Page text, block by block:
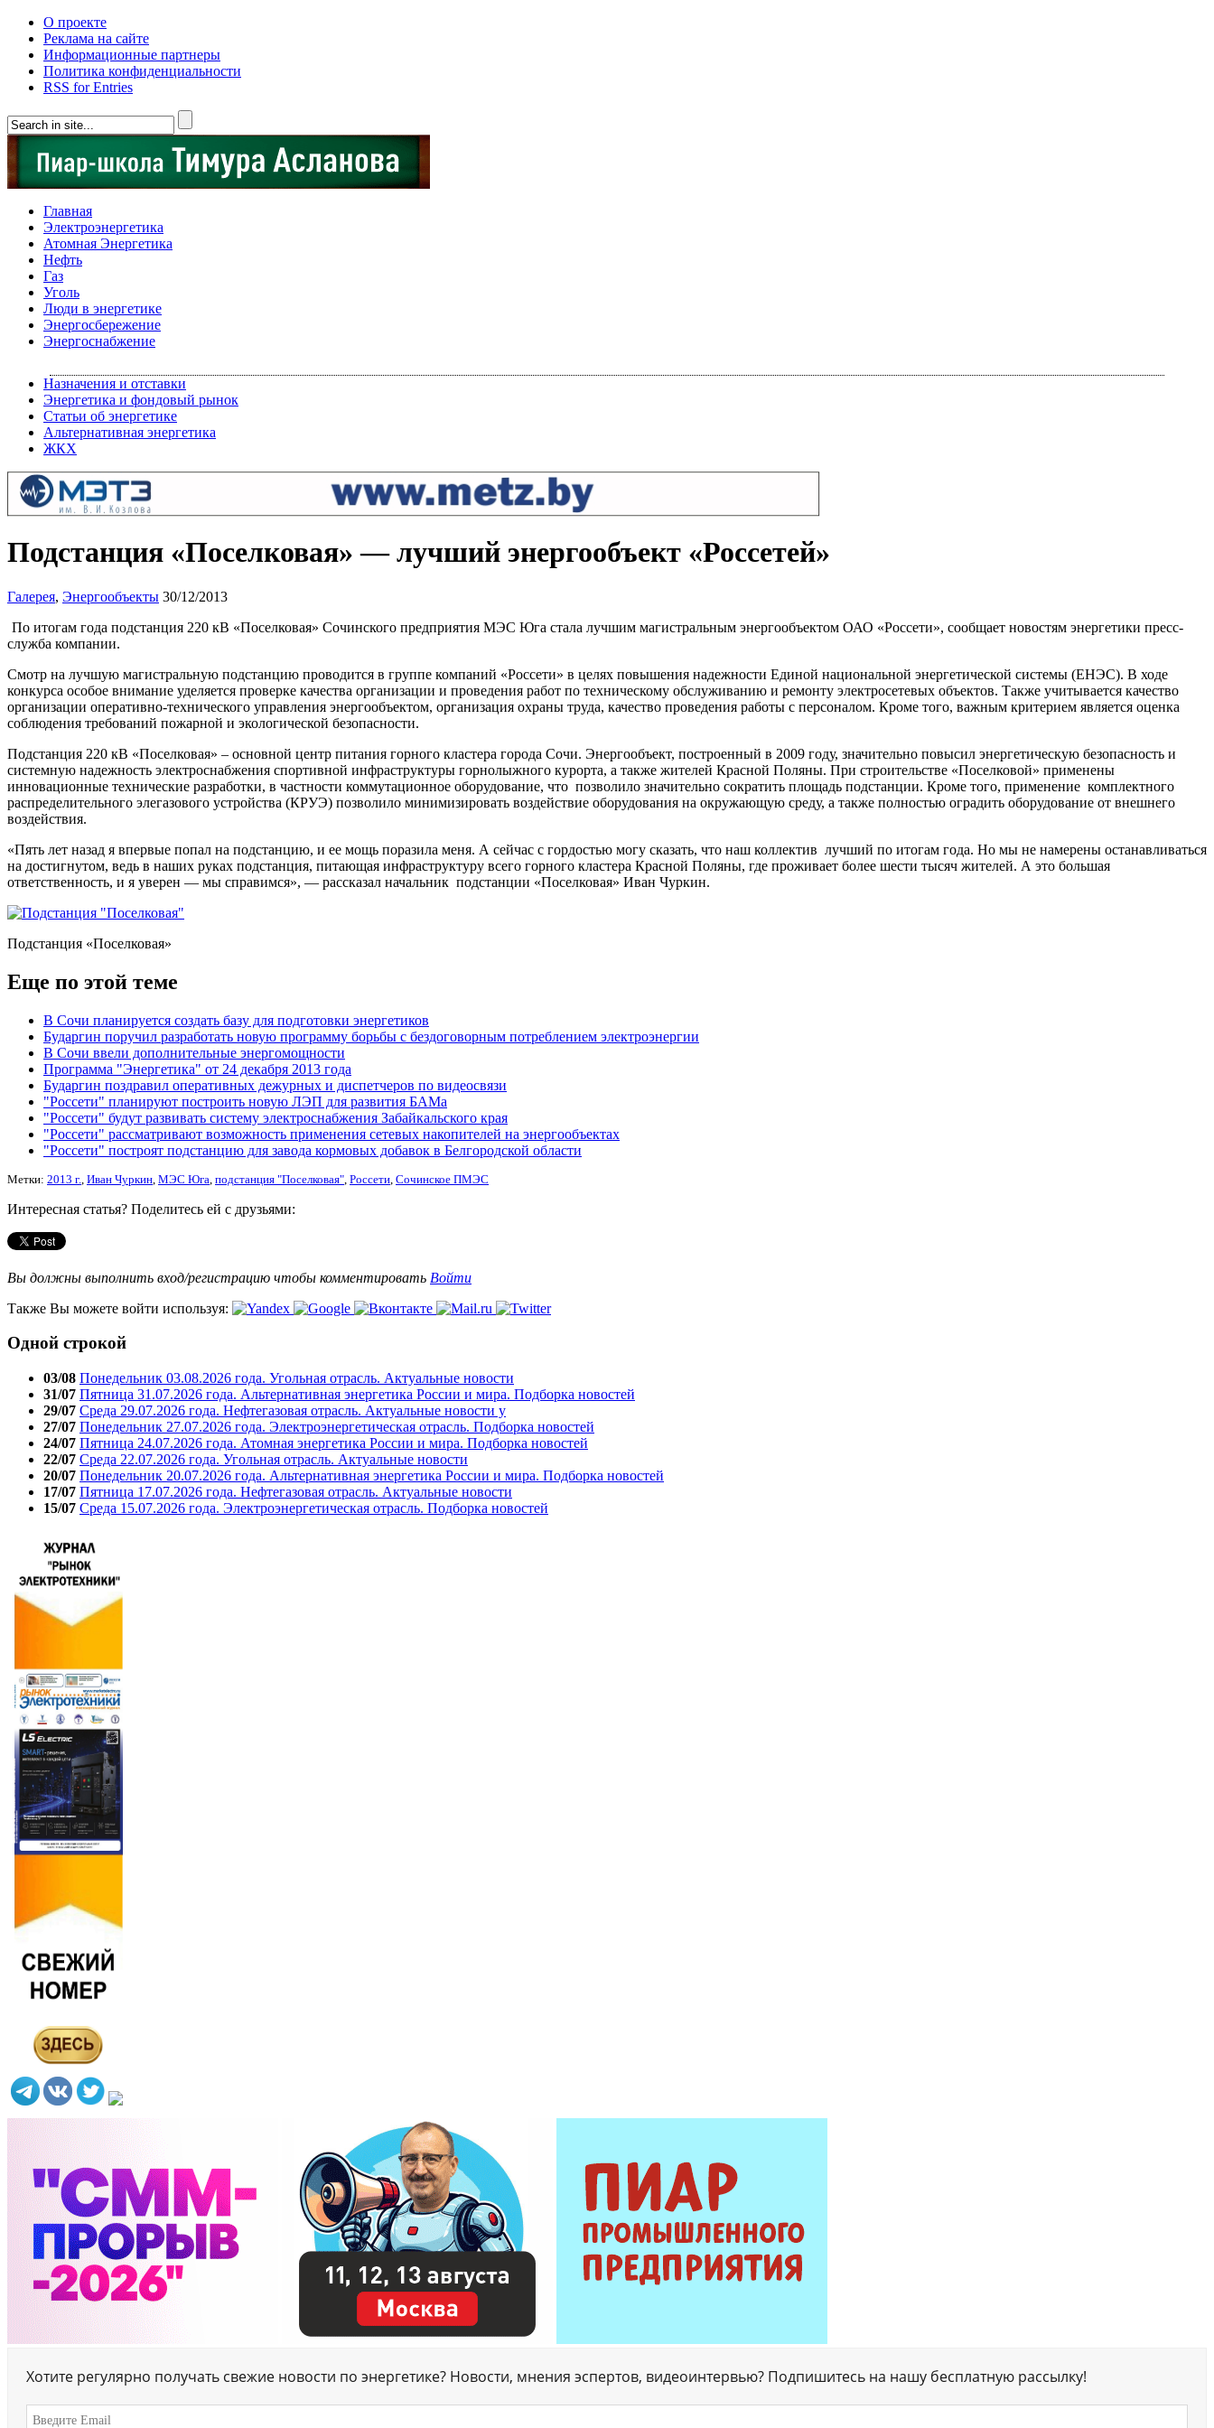
О проекте
Реклама на сайте
Информационные партнеры
Политика конфиденциальности
RSS for Entries
Главная
Электроэнергетика
Атомная Энергетика
Нефть
Газ
Уголь
Люди в энергетике
Энергосбережение
Энергоснабжение
Назначения и отставки
Энергетика и фондовый рынок
Статьи об энергетике
Альтернативная энергетика
ЖКХ
Подстанция «Поселковая» — лучший энергообъект «Россетей»
Галерея, Энергообъекты 30/12/2013
По итогам года подстанция 220 кВ «Поселковая» Сочинского предприятия МЭС Юга стала лучшим магистральным энергообъектом ОАО «Россети», сообщает новостям энергетики пресс-
служба компании.
Смотр на лучшую магистральную подстанцию проводится в группе компаний «Россети» в целях повышения надежности Единой национальной энергетической системы (ЕНЭС). В ходе
конкурса особое внимание уделяется проверке качества организации и проведения работ по техническому обслуживанию и ремонту электросетевых объектов. Также учитывается качество
организации оперативно-технического управления энергообъектом, организация охраны труда, качество проведения работы с персоналом. Кроме того, важным критерием является оценка
соблюдения требований пожарной и экологической безопасности.
Подстанция 220 кВ «Поселковая» – основной центр питания горного кластера города Сочи. Энергообъект, построенный в 2009 году, значительно повысил энергетическую безопасность и
системную надежность электроснабжения спортивной инфраструктуры горнолыжного курорта, а также жителей Красной Поляны. При строительстве «Поселковой» применены
инновационные технические разработки, в частности коммутационное оборудование, что позволило значительно сократить площадь подстанции. Кроме того, применение комплектного
распределительного элегазового устройства (КРУЭ) позволило минимизировать воздействие оборудования на окружающую среду, а также полностью оградить оборудование от внешнего
воздействия.
«Пять лет назад я впервые попал на подстанцию, и ее мощь поразила меня. А сейчас с гордостью могу сказать, что наш коллектив лучший по итогам года. Но мы не намерены останавливаться
на достигнутом, ведь в наших руках подстанция, питающая инфраструктуру всего горного кластера Красной Поляны, где проживает более шести тысяч жителей. А это большая
ответственность, и я уверен — мы справимся», — рассказал начальник подстанции «Поселковая» Иван Чуркин.
Подстанция «Поселковая»
Еще по этой теме
В Сочи планируется создать базу для подготовки энергетиков
Бударгин поручил разработать новую программу борьбы с бездоговорным потреблением электроэнергии
В Сочи ввели дополнительные энергомощности
Программа "Энергетика" от 24 декабря 2013 года
Бударгин поздравил оперативных дежурных и диспетчеров по видеосвязи
"Россети" планируют построить новую ЛЭП для развития БАМа
"Россети" будут развивать систему электроснабжения Забайкальского края
"Россети" рассматривают возможность применения сетевых накопителей на энергообъектах
"Россети" построят подстанцию для завода кормовых добавок в Белгородской области
Метки: 2013 г. Иван Чуркин МЭС Юга подстанция "Поселковая" Россети Сочинское ПМЭС
Интересная статья? Поделитесь ей с друзьями:
Вы должны выполнить вход/регистрацию чтобы комментировать Войти
Также Вы можете войти используя:
Одной строкой
03/08 Понедельник 03.08.2026 года. Угольная отрасль. Актуальные новости
31/07 Пятница 31.07.2026 года. Альтернативная энергетика России и мира. Подборка новостей
29/07 Среда 29.07.2026 года. Нефтегазовая отрасль. Актуальные новости у
27/07 Понедельник 27.07.2026 года. Электроэнергетическая отрасль. Подборка новостей
24/07 Пятница 24.07.2026 года. Атомная энергетика России и мира. Подборка новостей
22/07 Среда 22.07.2026 года. Угольная отрасль. Актуальные новости
20/07 Понедельник 20.07.2026 года. Альтернативная энергетика России и мира. Подборка новостей
17/07 Пятница 17.07.2026 года. Нефтегазовая отрасль. Актуальные новости
15/07 Среда 15.07.2026 года. Электроэнергетическая отрасль. Подборка новостей
Хотите регулярно получать свежие новости по энергетике? Новости, мнения эспертов, видеоинтервью? Подпишитесь на нашу бесплатную рассылку!